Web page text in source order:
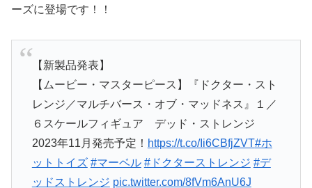
ーズに登場です！！
【新製品発表】
【ムービー・マスターピース】『ドクター・スト
レンジ／マルチバース・オブ・マッドネス』１／
６スケールフィギュア デッド・ストレンジ
2023年11月発売予定！ https://t.co/Ii6CBfjZVT#ホ
ットトイズ #マーベル #ドクターストレンジ #デ
ッドストレンジ pic.twitter.com/8fVm6AnU6J